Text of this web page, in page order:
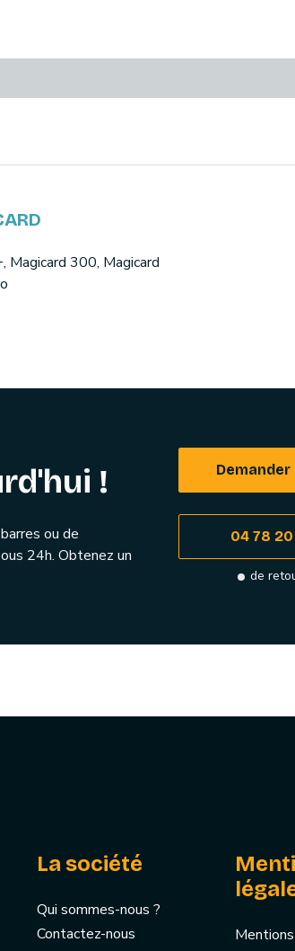
Magicard 300, Magicard
!
ou de
24h. Obtenez un
Demander
04 78
de
La société
Qui sommes-nous ?
Contactez-nous